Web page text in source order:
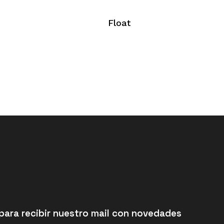
Float
recibir nuestro mail con novedades